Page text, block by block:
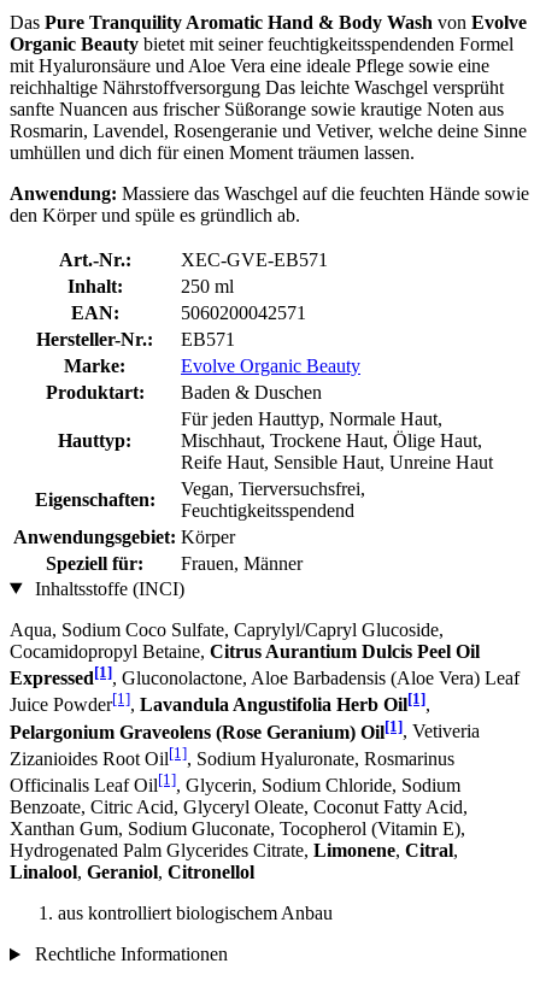
Das Pure Tranquility Aromatic Hand & Body Wash von Evolve
Organic Beauty bietet mit seiner feuchtigkeitsspendenden Formel
mit Hyaluronsäure und Aloe Vera eine ideale Pflege sowie eine
reichhaltige Nährstoffversorgung Das leichte Waschgel versprüht
sanfte Nuancen aus frischer Süßorange sowie krautige Noten aus
Rosmarin, Lavendel, Rosengeranie und Vetiver, welche deine Sinne
umhüllen und dich für einen Moment träumen lassen.
Anwendung: Massiere das Waschgel auf die feuchten Hände sowie
den Körper und spüle es gründlich ab.
Art.-Nr.:
XEC-GVE-EB571
Inhalt:
250 ml
EAN:
5060200042571
Hersteller-Nr.:
EB571
Marke:
Evolve Organic Beauty
Produktart:
Baden & Duschen
Hauttyp:
Für jeden Hauttyp, Normale Haut,
Mischhaut, Trockene Haut, Ölige Haut,
Reife Haut, Sensible Haut, Unreine Haut
Eigenschaften:
Vegan, Tierversuchsfrei,
Feuchtigkeitsspendend
Anwendungsgebiet: Körper
Speziell für:
Frauen, Männer
Inhaltsstoffe (INCI)
Aqua, Sodium Coco­ Sulfate, Caprylyl/Capryl Glucoside,
Cocamidopropyl Betaine, Citrus Aurantium Dulcis Peel Oil
Expressed[1], Gluconolactone, Aloe Barbadensis (Aloe Vera) Leaf
Juice Powder[1], Lavandula Angustifolia Herb Oil[1],
Pelargonium Graveolens (Rose Geranium) Oil[1], Vetiveria
Zizanioides Root Oil[1], Sodium Hyaluronate, Rosmarinus
Officinalis Leaf Oil[1], Glycerin, Sodium Chloride, Sodium
Benzoate, Citric Acid, Glyceryl Oleate, Coconut Fatty Acid,
Xanthan Gum, Sodium Gluconate, Tocopherol (Vitamin E),
Hydrogenated Palm Glycerides Citrate, Limonene, Citral,
Linalool, Geraniol, Citronellol
aus kontrolliert biologischem Anbau
Rechtliche Informationen